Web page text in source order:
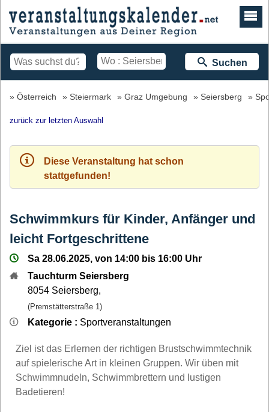
Suchen
Österreich Steiermark Graz Umgebung Seiersberg
zurück zur letzten Auswahl
Diese Veranstaltung hat schon
stattgefunden!
Schwimmkurs für Kinder, Anfänger und
leicht Fortgeschrittene
Sa 28.06.2025, von 14:00 bis 16:00 Uhr
Tauchturm Seiersberg
8054 Seiersberg,
(Premstätterstraße 1)
Kategorie : Sportveranstaltungen
Ziel ist das Erlernen der richtigen Brustschwimmtechnik
auf spielerische Art in kleinen Gruppen. Wir üben mit
Schwimmnudeln, Schwimmbrettern und lustigen
Badetieren!